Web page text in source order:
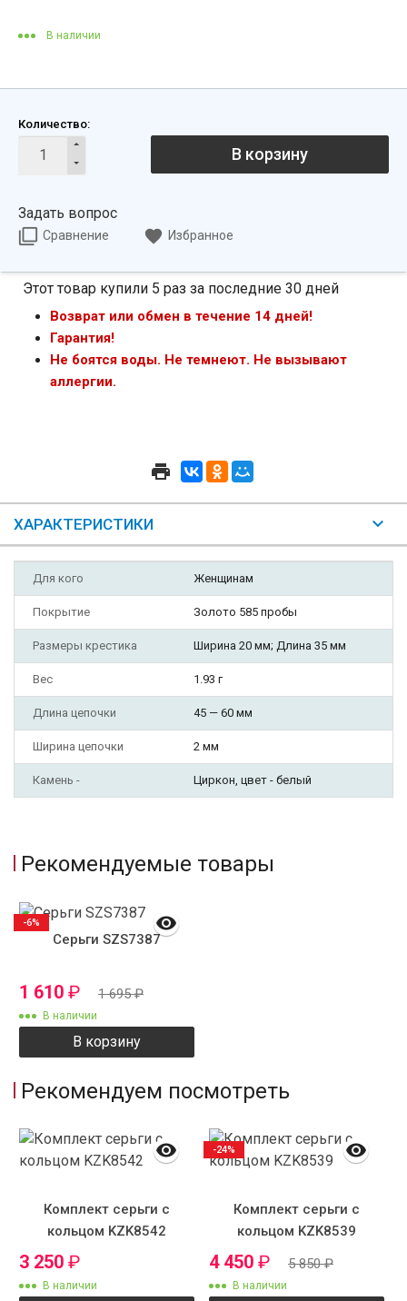
В наличии
Количество:
В корзину
Задать вопрос
Сравнение Избранное
Этот товар купили 5 раз за последние 30 дней
Возврат или обмен в течение 14 дней!
Гарантия!
Не боятся воды. Не темнеют. Не вызывают
аллергии.
ХАРАКТЕРИСТИКИ
Для кого Женщинам
Покрытие Золото 585 пробы
Размеры крестика Ширина 20 мм; Длина 35 мм
Вес 1.93 г
Длина цепочки 45 — 60 мм
Ширина цепочки 2 мм
Камень - Циркон, цвет - белый
Рекомендуемые товары
Серьги SZS7387
1 610 ₽ 1 695₽
В наличии
В корзину
-6%
Рекомендуем посмотреть
Комплект серьги с
кольцом KZK8542
3 250 ₽
В наличии
Комплект серьги с
кольцом KZK8539
4 450 ₽ 5 850₽
В наличии
-24%